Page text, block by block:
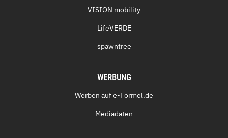
VISION mobility
LifeVERDE
spawntree
WERBUNG
Werben auf e-Formel.de
Mediadaten